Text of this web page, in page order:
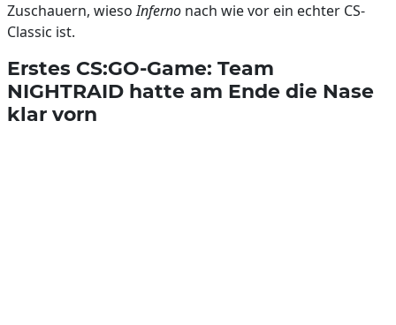
Zuschauern, wiesoInferno nach wie vor ein echter CS-
Classic ist.
Erstes CS:GO-Game: Team
NIGHTRAID hatte am Ende die Nase
klar vorn